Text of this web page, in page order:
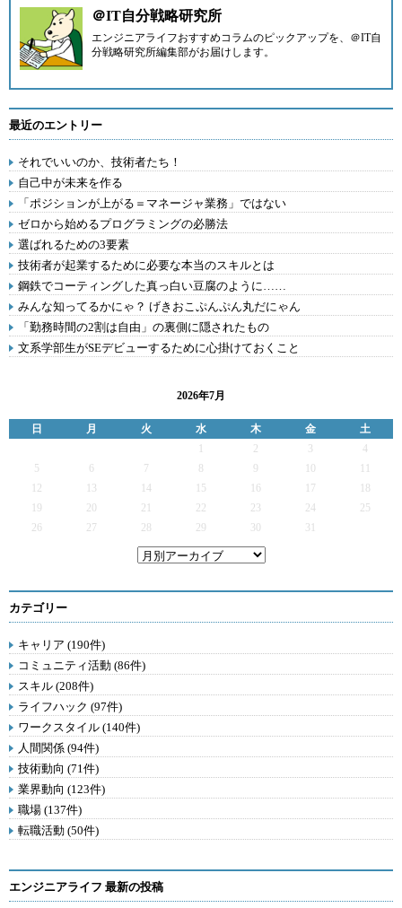
＠IT自分戦略研究所
エンジニアライフおすすめコラムのピックアップを、 ＠IT自
分戦略研究所編集部がお届けします。
最近のエントリー
それでいいのか、技術者たち！
自己中が未来を作る
「ポジションが上がる＝マネージャ業務」ではない
ゼロから始めるプログラミングの必勝法
選ばれるための3要素
技術者が起業するために必要な本当のスキルとは
鋼鉄でコーティングした真っ白い豆腐のように……
みんな知ってるかにゃ？ げきおこぷんぷん丸だにゃん
「勤務時間の2割は自由」の裏側に隠されたもの
文系学部生がSEデビューするために心掛けておくこと
2026年7月
日 月 火 水 木 金
土
2 3
4
5
6 7 9
12
13 14 15 16 17
19
20 21 22 23 24
25
26
27 28 29 30 31
カテゴリー
キャリア (190件)
コミュニティ活動 (86件)
スキル (208件)
ライフハック (97件)
ワークスタイル (140件)
人間関係 (94件)
技術動向 (71件)
業界動向 (123件)
職場 (137件)
転職活動 (50件)
エンジニアライフ 最新の投稿